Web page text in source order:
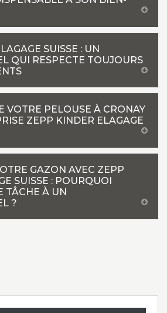
SUISSE : UN
QUI RESPECTE TOUJOURS
VOTRE PELOUSE À CRONAY
ZEPP KINDER ELAGAGE
GAZON AVEC ZEPP
SUISSE : POURQUOI
TÂCHE À UN
?